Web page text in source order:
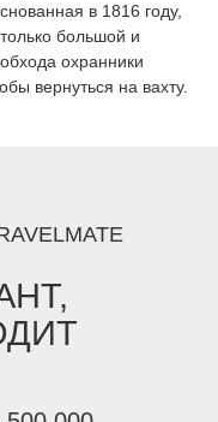
в 1816 году,
большой и
охранники
вернуться на вахту.